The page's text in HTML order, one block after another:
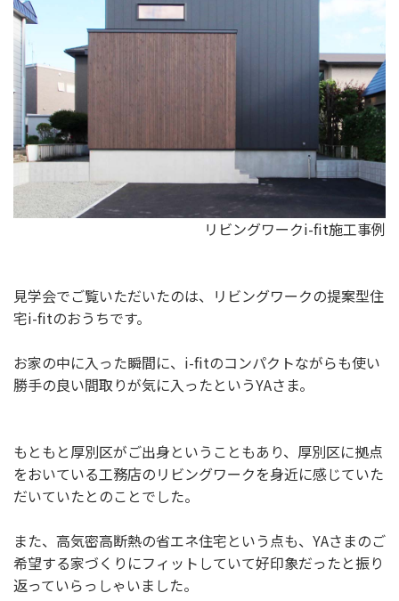
リビングワークi-fit施工事例
見学会でご覧いただいたのは、リビングワークの提案型住
宅i-fitのおうちです。
お家の中に入った瞬間に、i-fitのコンパクトながらも使い
勝手の良い間取りが気に入ったというYAさま。
もともと厚別区がご出身ということもあり、厚別区に拠点
をおいている工務店のリビングワークを身近に感じていた
だいていたとのことでした。
また、高気密高断熱の省エネ住宅という点も、YAさまのご
希望する家づくりにフィットしていて好印象だったと振り
返っていらっしゃいました。